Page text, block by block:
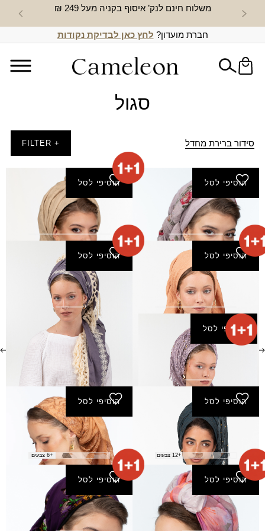
משלוח חינם לנק’ איסוף בקניה מעל 249 ₪ חדש
חברת מועדון? לחץ כאן לבדיקת נקודות
סגול
סידור ברירת מחדל + FILTER
הוסיפי לסל
מטפחת חנה
₪100.00
הוסיפי לסל
מטפחת טהרה
₪130.00
הוסיפי לסל
מטפחת טופז
₪130.00
הוסיפי לסל
מטפחת מחול (מרובעת)
₪150.00
הוסיפי לסל
מטפחת מידן
₪180.00
הוסיפי לסל
מטפחת סודות
₪180.00
+12 צבעים
הוסיפי לסל
מטפחת סיון
₪200.00
+6 צבעים
הוסיפי לסל
מטפחת עונג
₪170.00
הוסיפי לסל
מטפחת ענב- מרובע קטן
₪
150.00